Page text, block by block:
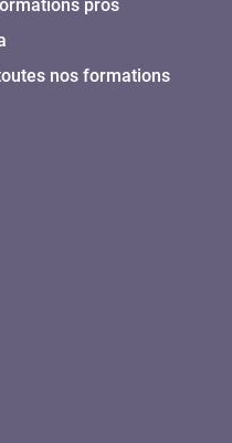
pros
nos formations